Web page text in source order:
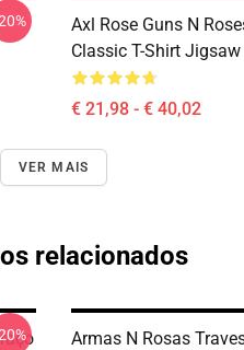
Axl Rose Guns N
Classic T-Shirt
€ 21,98 - € 40,02
VER MAIS
relacionados
Armas N Rosas